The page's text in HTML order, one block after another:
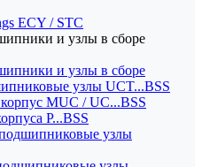
ECY / STC
и узлы в сборе
и узлы в сборе
узлы UCT...BSS
MUC / UC...BSS
P...BSS
узлы